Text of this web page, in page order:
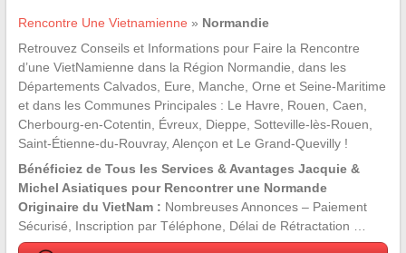
Rencontre Une Vietnamienne » Normandie
Retrouvez Conseils et Informations pour Faire la Rencontre
d’une VietNamienne dans la Région Normandie, dans les
Départements Calvados, Eure, Manche, Orne et Seine-Maritime
et dans les Communes Principales : Le Havre, Rouen, Caen,
Cherbourg-en-Cotentin, Évreux, Dieppe, Sotteville-lès-Rouen,
Saint-Étienne-du-Rouvray, Alençon et Le Grand-Quevilly !
Bénéficiez de Tous les Services & Avantages Jacquie &
Michel Asiatiques pour Rencontrer une Normande
Originaire du VietNam : Nombreuses Annonces – Paiement
Sécurisé, Inscription par Téléphone, Délai de Rétractation …